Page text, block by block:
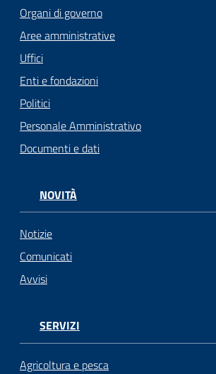
o
r
a
o
T
u
gli
argomenti...
Seguici
su
Organi di governo
Aree amministrative
Uffici
Enti e fondazioni
Politici
Personale Amministrativo
Documenti e dati
NOVITÀ
Notizie
Comunicati
Avvisi
SERVIZI
Agricoltura e pesca